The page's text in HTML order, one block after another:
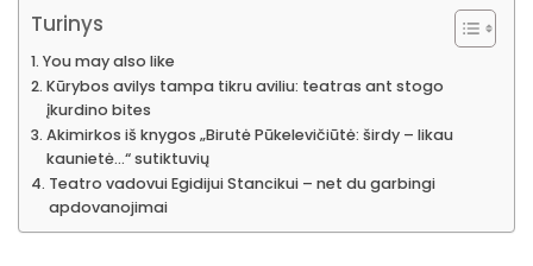
Turinys
You may also like
Kūrybos avilys tampa tikru aviliu: teatras ant stogo
įkurdino bites
Akimirkos iš knygos „Birutė Pūkelevičiūtė: širdy – likau
kaunietė…“ sutiktuvių
Teatro vadovui Egidijui Stancikui – net du garbingi
apdovanojimai